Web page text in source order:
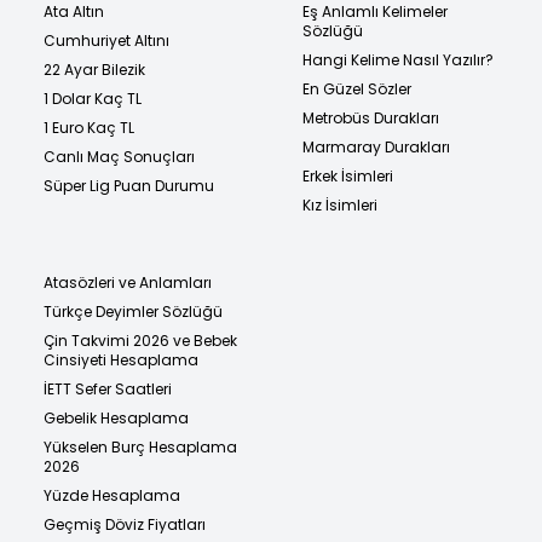
Ata Altın
Cumhuriyet Altını
22 Ayar Bilezik
1 Dolar Kaç TL
1 Euro Kaç TL
Canlı Maç Sonuçları
Süper Lig Puan Durumu
Eş Anlamlı Kelimeler
Sözlüğü
Hangi Kelime Nasıl Yazılır?
En Güzel Sözler
Metrobüs Durakları
Marmaray Durakları
Erkek İsimleri
Kız İsimleri
Atasözleri ve Anlamları
Türkçe Deyimler Sözlüğü
Çin Takvimi 2026 ve Bebek
Cinsiyeti Hesaplama
İETT Sefer Saatleri
Gebelik Hesaplama
Yükselen Burç Hesaplama
2026
Yüzde Hesaplama
Geçmiş Döviz Fiyatları